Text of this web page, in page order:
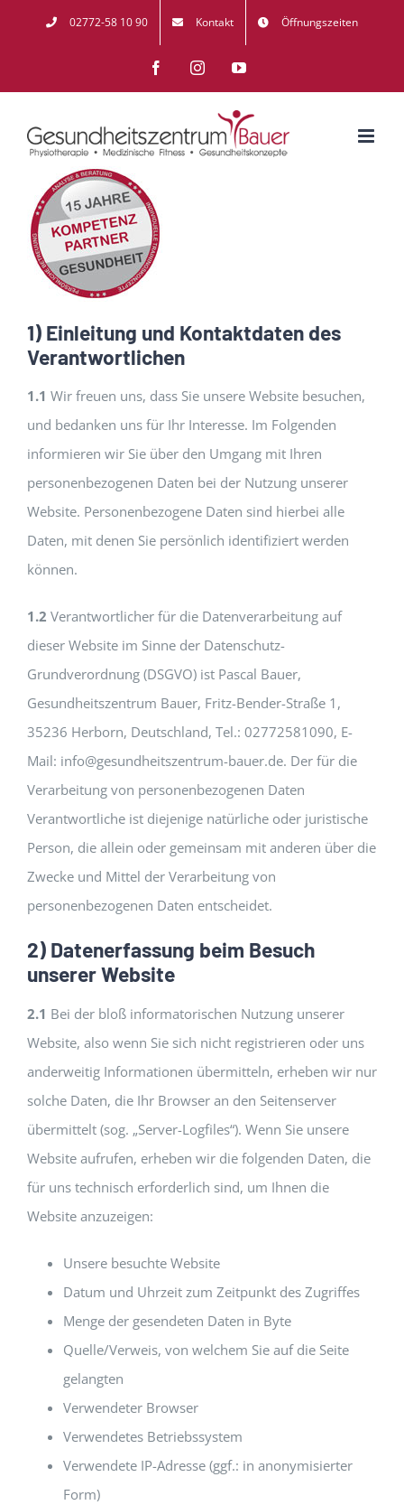
02772-58 10 90 Kontakt Öffnungszeiten
FacebookInstagramYouTube
1) Einleitung und Kontaktdaten des
Verantwortlichen
1.1 Wir freuen uns, dass Sie unsere Website besuchen,
und bedanken uns für Ihr Interesse. Im Folgenden
informieren wir Sie über den Umgang mit Ihren
personenbezogenen Daten bei der Nutzung unserer
Website. Personenbezogene Daten sind hierbei alle
Daten, mit denen Sie persönlich identifiziert werden
können.
1.2 Verantwortlicher für die Datenverarbeitung auf
dieser Website im Sinne der Datenschutz-
Grundverordnung (DSGVO) ist Pascal Bauer,
Gesundheitszentrum Bauer, Fritz-Bender-Straße 1,
35236 Herborn, Deutschland, Tel.: 02772581090, E-
Mail: info@gesundheitszentrum-bauer.de. Der für die
Verarbeitung von personenbezogenen Daten
Verantwortliche ist diejenige natürliche oder juristische
Person, die allein oder gemeinsam mit anderen über die
Zwecke und Mittel der Verarbeitung von
personenbezogenen Daten entscheidet.
2) Datenerfassung beim Besuch
unserer Website
2.1 Bei der bloß informatorischen Nutzung unserer
Website, also wenn Sie sich nicht registrieren oder uns
anderweitig Informationen übermitteln, erheben wir nur
solche Daten, die Ihr Browser an den Seitenserver
übermittelt (sog. „Server-Logfiles“). Wenn Sie unsere
Website aufrufen, erheben wir die folgenden Daten, die
für uns technisch erforderlich sind, um Ihnen die
Website anzuzeigen:
Unsere besuchte Website
Datum und Uhrzeit zum Zeitpunkt des Zugriffes
Menge der gesendeten Daten in Byte
Quelle/Verweis, von welchem Sie auf die Seite
gelangten
Verwendeter Browser
Verwendetes Betriebssystem
Verwendete IP-Adresse (ggf.: in anonymisierter
Form)